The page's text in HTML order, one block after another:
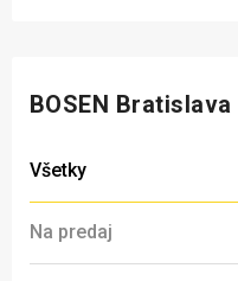
BOSEN
Všetky
Na predaj